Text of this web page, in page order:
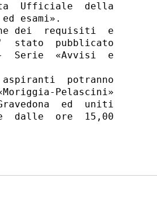
Ufficiale  della
esami».
dei  requisiti  e
stato  pubblicato
Serie  «Avvisi  e
potranno
Pelascini»
ed  uniti
dalle  ore  15,00